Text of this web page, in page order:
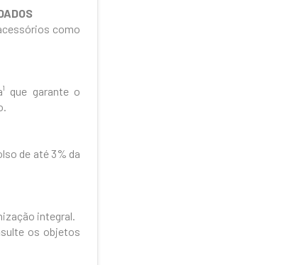
como
que garante o
de até 3% da
integral.
os objetos